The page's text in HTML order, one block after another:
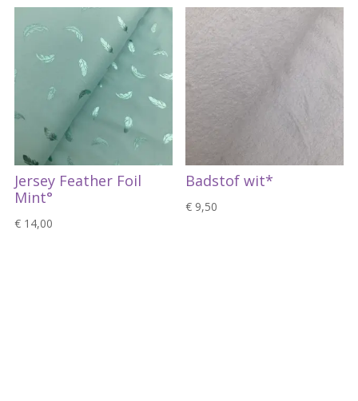
Jersey Feather Foil
Mint°
€14,00
Badstof wit*
€ 9,50